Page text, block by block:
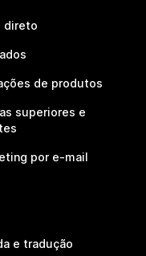
direto
de produtos
superiores e
por e-mail
e tradução